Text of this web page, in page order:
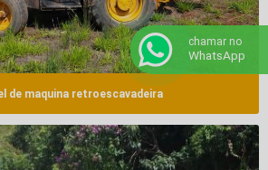
de maquina retroescavadeira
chamar no
WhatsApp